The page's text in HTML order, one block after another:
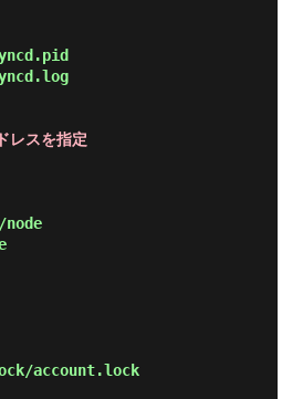
レスを指定
account.lock